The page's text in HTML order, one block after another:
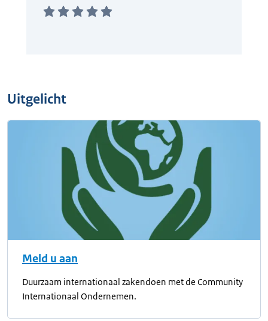
Uitgelicht
Meld u aan
Duurzaam internationaal zakendoen met de Community
Internationaal Ondernemen.